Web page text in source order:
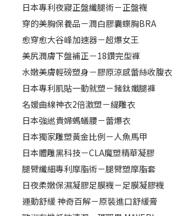
日本專利夜寢正盤纖腿術－正盤襪
穿的美胸保養品－潤白膠囊蝶胸BRA
愈穿愈大谷峰加速器－超爆女王
美尻潤膚下盤補正－18鑽完型褲
水嫩美膚輕磅塑身－膠原涼感蕾絲收腹衣
日本專利肌貼一動就塑－鍺鈦孅腿褲
名媛曲線神衣2倍激塑－緹雕衣
日本強繎貴婦螞蟻腰－蕾爆衣
日本獨家雕塑黃金比例－人魚馬甲
日本體雕黑科技－CLA魔塑精華凝膠
腿臂纖細專利摩脂術－腿臂塑摩脂套
日夜柔嫩保濕凝膠足膜襪－足膜凝膠襪
運動舒緩 神奇百解－原裝進口舒緩膏